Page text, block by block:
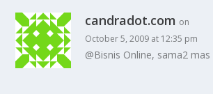
candradot.com on
October 5, 2009 at 12:35 pm
@Bisnis Online, sama2 mas